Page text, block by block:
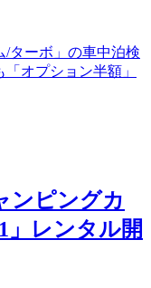
/ターボ」の車中泊検
オプション半額」
ンピングカ
」レンタル開